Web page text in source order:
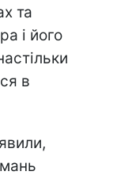
та
і його
в